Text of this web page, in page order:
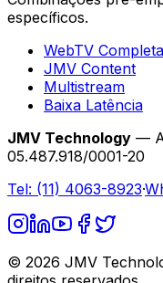
específicos.
WebTV Completa
JMV Content
Multistream
Baixa Latência
JMV Technology —
05.487.918/0001-20
Tel: (11) 4063-8923·
© 2026 JMV